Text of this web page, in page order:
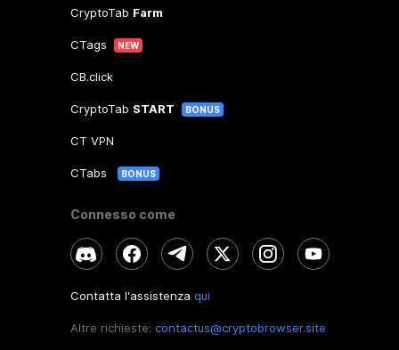
CryptoTab Farm
CTags NEW
CB.click
CryptoTab START BONUS
CT VPN
CTabs BONUS
Connesso come
Contatta l'assistenza qui
Altre richieste: contactus@cryptobrowser.site